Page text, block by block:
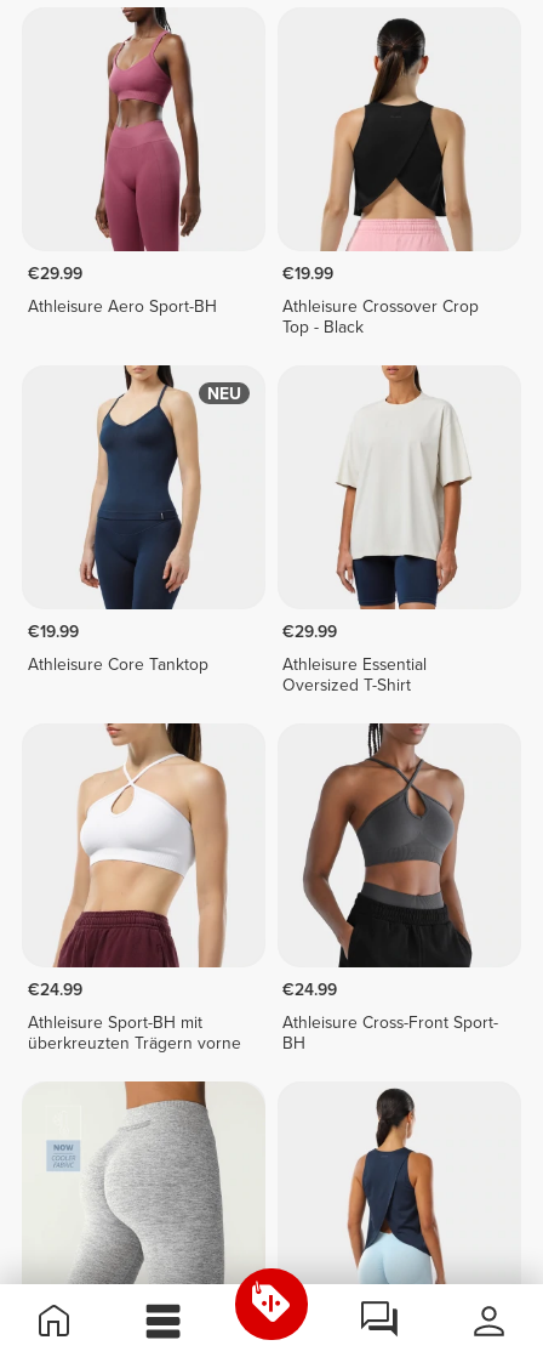
€29.99
Athleisure Aero Sport-BH
€19.99
Athleisure Crossover Crop
Top - Black
NEU
€19.99
Athleisure Core Tanktop
€29.99
Athleisure Essential
Oversized T-Shirt
€24.99
Athleisure Sport-BH mit
überkreuzten Trägern vorne
€24.99
Athleisure Cross-Front Sport-
BH